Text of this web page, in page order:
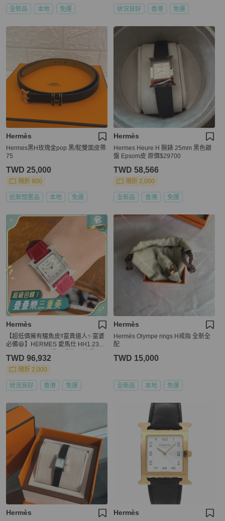
全新品 本地 免運 狀況良好 香港 免運
Hermès
Hermes黑H玫瑰金pop 黑/駝雙面皮帶
75
TWD 25,000
現折 800
近新閒置品 本地 免運
Hermès
Hermes Heure H 腕錶 25mm 黑色銀
盤 Epsom皮 原價$29700
TWD 58,566
現折 2,000
全新品 香港 免運
Hermès
【超低價擁有鱷魚皮‼️富貴逼人✨富婆
必備😆】HERMES 愛馬仕 HH1.235
英腕表 鰐魚皮錶帶
TWD 96,932
現折 2,000
狀況良好 香港 免運
Hermès
Hermès Olympe rings H戒指 全新全
配
TWD 15,000
全新品 本地 免運
Hermès Hermès